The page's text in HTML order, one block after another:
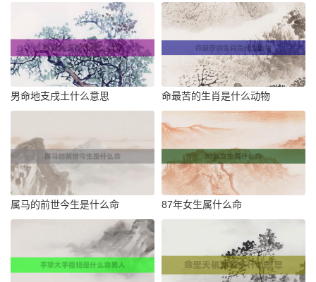
男命地支戌土什么意思 命最苦的生肖是什么动物
属马的前世今生是什么命 87年女生属什么命